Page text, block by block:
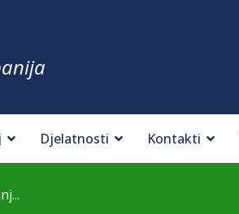
Djelatnosti Kontakti